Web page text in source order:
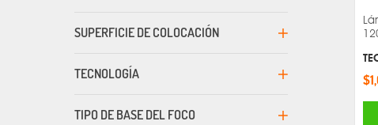
SUPERFICIE DE COLOCACIÓN
TECNOLOGÍA
TIPO DE BASE DEL FOCO